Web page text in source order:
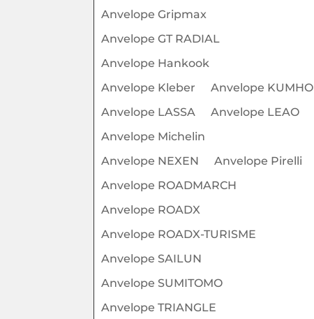
Anvelope Gripmax
Anvelope GT RADIAL
Anvelope Hankook
Anvelope Kleber
Anvelope KUMHO
Anvelope LASSA
Anvelope LEAO
Anvelope Michelin
Anvelope NEXEN
Anvelope Pirelli
Anvelope ROADMARCH
Anvelope ROADX
Anvelope ROADX-TURISME
Anvelope SAILUN
Anvelope SUMITOMO
Anvelope TRIANGLE